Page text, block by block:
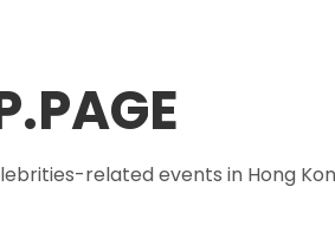
related events in Hong